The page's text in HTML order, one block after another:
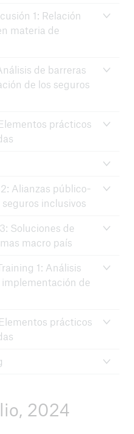
1: Relación
materia de
de barreras
de los seguros
prácticos
Alianzas público-
inclusivos
Soluciones de
macro país
1: Análisis
de
prácticos
2024